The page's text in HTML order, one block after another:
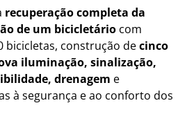
recuperação completa da
de um bicicletário com
bicicletas, construção decinco
iluminação, sinalização,
drenagem e
à segurança e ao conforto dos